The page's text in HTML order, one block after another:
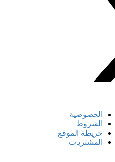
الخصوصية
الشروط
خريطة الموقع
المشتريات